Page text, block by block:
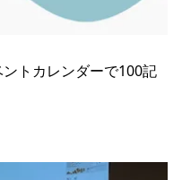
トカレンダーで100記